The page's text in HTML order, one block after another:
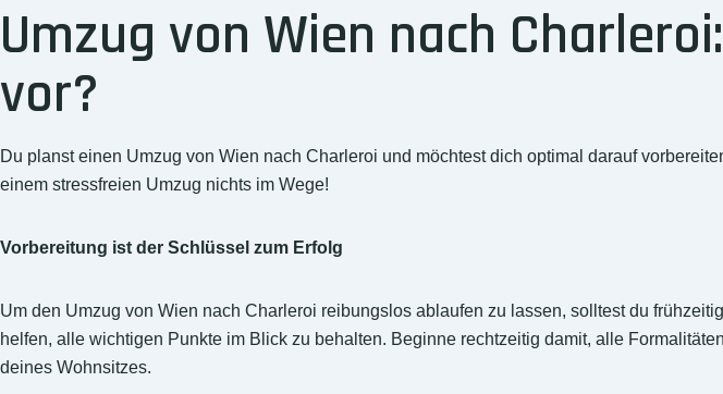
Umzug von Wien nach
vor?
Du planst einen Umzug von Wien nach Charleroi und möchtest dich optimal darauf
einem stressfreien Umzug nichts im Wege!
Vorbereitung ist der Schlüssel zum Erfolg
Um den Umzug von Wien nach Charleroi reibungslos ablaufen zu lassen, solltest du
helfen, alle wichtigen Punkte im Blick zu behalten. Beginne rechtzeitig damit, alle
deines Wohnsitzes.